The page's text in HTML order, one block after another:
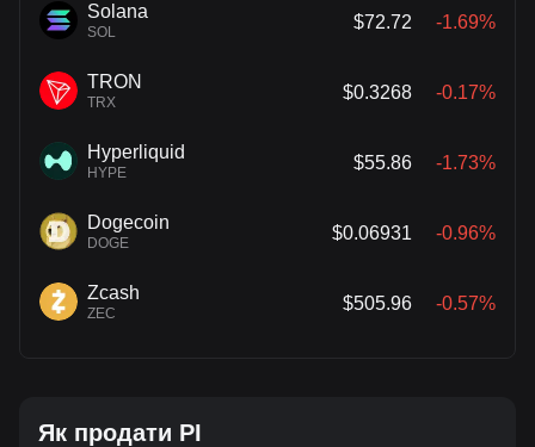
Solana
SOL
$72.72 -1.69%
TRON
TRX
$0.3268 -0.17%
Hyperliquid
HYPE
$55.86 -1.73%
Dogecoin
DOGE
$0.06931 -0.96%
Zcash
ZEC
$505.96 -0.57%
Як продати PI